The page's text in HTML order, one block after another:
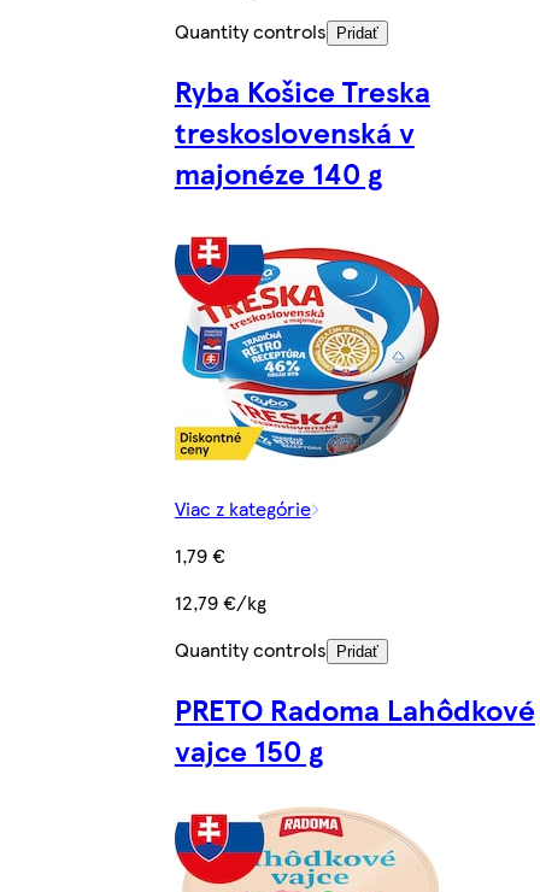
Quantity controls
Pridať
Ryba Košice Treska
treskoslovenská v
majonéze 140 g
Viac z kategórie
1,79 €
12,79 €/kg
Quantity controls
Pridať
PRETO Radoma Lahôdkové
vajce 150 g